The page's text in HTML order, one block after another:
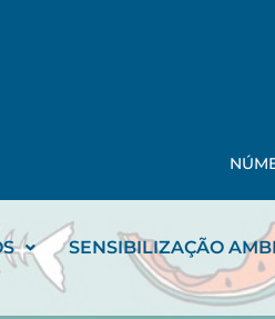
SENSIBILIZAÇÃO